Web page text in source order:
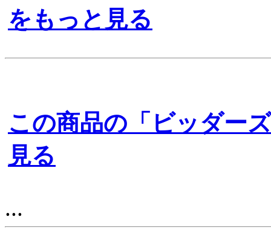
をもっと見る
この商品の「ビッダー
見る
...